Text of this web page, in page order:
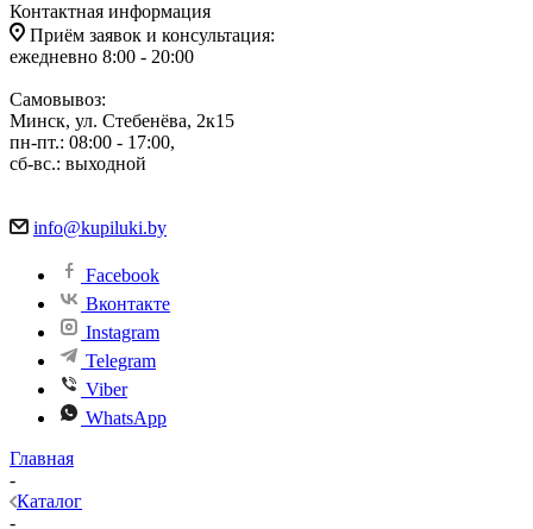
Контактная информация
Приём заявок и консультация:
ежедневно 8:00 - 20:00
Самовывоз:
Минск, ул. Стебенёва, 2к15
пн-пт.: 08:00 - 17:00,
сб-вс.: выходной
info@kupiluki.by
Facebook
Вконтакте
Instagram
Telegram
Viber
WhatsApp
Главная
-
Каталог
-